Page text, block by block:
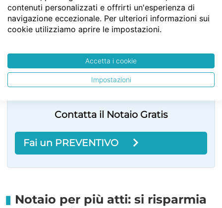
Contatta il Notaio Gratis
Fai un PREVENTIVO
Notaio per più atti: si risparmia
contenuti personalizzati e offrirti un'esperienza di
navigazione eccezionale. Per ulteriori informazioni sui
cookie utilizziamo aprire le impostazioni.
Accetta i cookie
Impostazioni